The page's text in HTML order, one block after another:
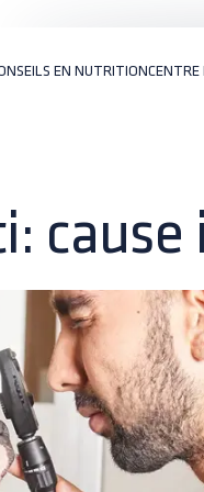
EN NUTRITIONCENTRE